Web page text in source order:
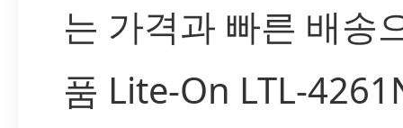
는 가격과 빠른 배송
품 Lite-On LTL-